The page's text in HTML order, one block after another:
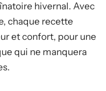
hivernal. Avec
chaque recette
et confort, pour une
qui ne manquera